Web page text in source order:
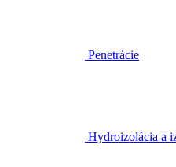
Penetrácie
Hydroizolácia a